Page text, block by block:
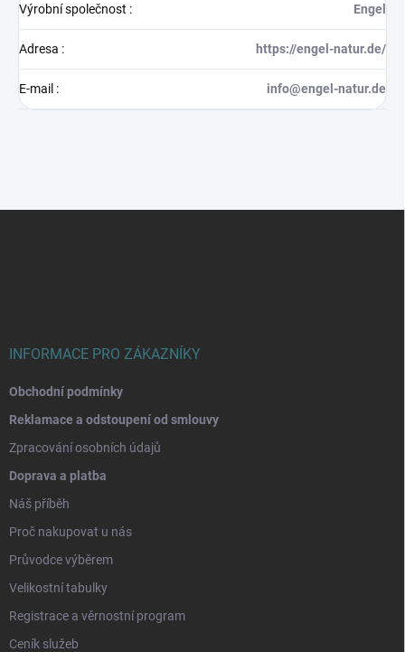
Výrobní společnost : Engel
Adresa : https://engel-natur.de/
E-mail : info@engel-natur.de
INFORMACE PRO ZÁKAZNÍKY
Obchodní podmínky
Reklamace a odstoupení od smlouvy
Zpracování osobních údajů
Doprava a platba
Náš příběh
Proč nakupovat u nás
Průvodce výběrem
Velikostní tabulky
Registrace a věrnostní program
Ceník služeb